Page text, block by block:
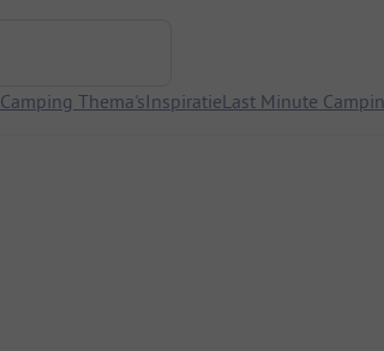
Camping Thema'sInspiratieLast Minute